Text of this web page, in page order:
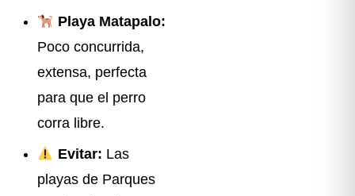
Playa Matapalo:
Poco concurrida,
extensa, perfecta
para que el perro
corra libre.
Evitar: Las
playas de Parques